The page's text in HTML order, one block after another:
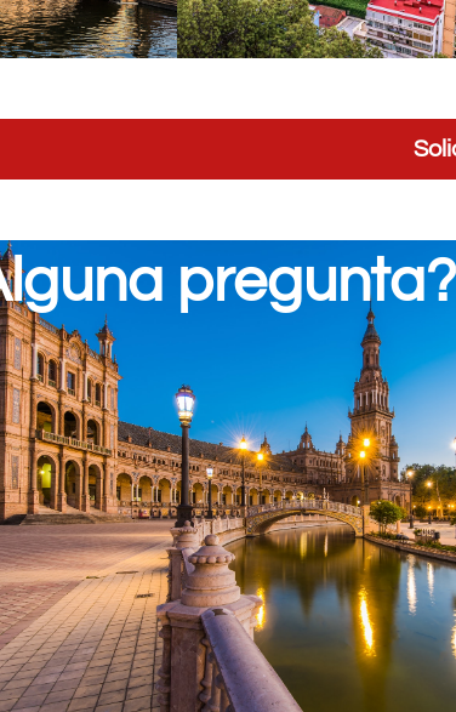
pregunta?